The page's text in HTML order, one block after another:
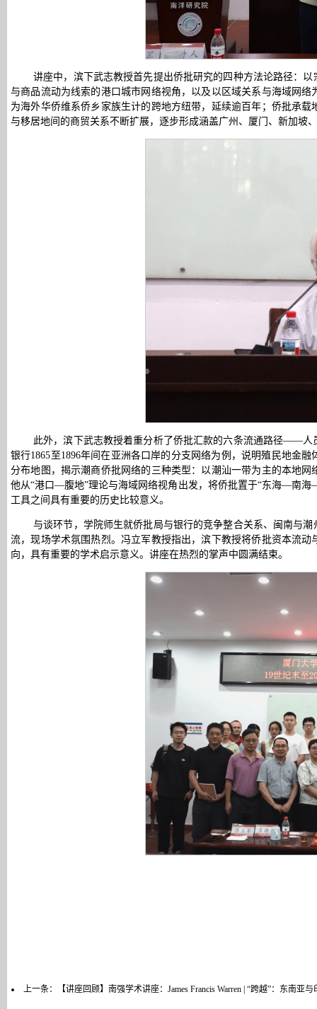
讲座中，滨下武志教授首先提出侨批研究的四种方法论路径：
与商品流动为线索的港口城市网络视角，以及以区域关系与海域网
为海外华侨维系侨乡家族生计的跨地方纽带，延续逾百年；侨批承
与移居地间的商贸关系不断扩展，逐步形成涵盖广州、厦门、新加坡
此外，滨下武志教授着重分析了侨批汇款的六条流通路径——人
银行1865至1896年间在亚洲各口岸的分支网络为例，说明殖民地金
分布地图，揭示潮商侨批网络的三种类型：以潮汕一带为主的本地
他从“港口—腹地”理论与海域网络视角出发，将侨批置于“东海—南
工具之间具有重要的历史比较意义。
与谈环节，学院师生就侨批局与银行的竞争整合关系、闽南与
流，现场学术氛围热烈。冯立军教授指出，滨下教授将侨批资本流
向，具有重要的学术启示意义。讲座在热烈的掌声中圆满结束。
上一条： 【讲座回顾】南强学术讲座：James Francis Warren | “跨越”：东南亚